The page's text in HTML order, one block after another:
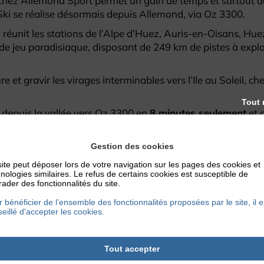
se réalise désormais depuis Allemond, via Oz 3300.
les stations de l’Alpe d’Huez, Auris-en-Oisans,
jeu paradisiaque, disposant de 249 km de pistes à
et gravir les virages interminables vers l’Ile au Soleil,
depuis la vallée vers Oz 3300 en8 minutes seulementet
Louer votre matériel
ascenseur valléen vers Oz
Gestion des cookies
peut déposer lors de votre navigation sur les pages des cookies et
similaires. Le refus de certains cookies est susceptible de
des fonctionnalités du site.
bénéficier de l’ensemble des fonctionnalités proposées par le site, il
d'accepter les cookies.
Tout accepter
Tout